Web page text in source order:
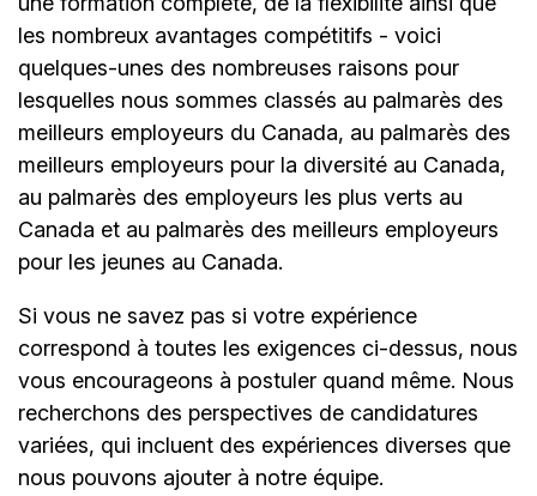
les nombreux avantages compétitifs - voici
quelques-unes des nombreuses raisons pour
lesquelles nous sommes classés au palmarès des
meilleurs employeurs du Canada, au palmarès des
meilleurs employeurs pour la diversité au Canada,
au palmarès des employeurs les plus verts au
Canada et au palmarès des meilleurs employeurs
pour les jeunes au Canada.
Si vous ne savez pas si votre expérience
correspond à toutes les exigences ci-dessus, nous
vous encourageons à postuler quand même. Nous
recherchons des perspectives de candidatures
variées, qui incluent des expériences diverses que
nous pouvons ajouter à notre équipe.